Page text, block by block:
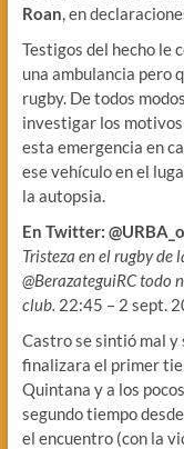
Roan, en
Testigos del hecho le
una ambulancia pero
rugby. De todos
investigar los
esta emergencia en
ese vehículo en el
la autopsia.
En Twitter:
Tristeza en el rugby de
@BerazateguiRC todo
club. 22:45 – 2 sept.
Castro se sintió mal y
finalizara el primer
Quintana y a los
segundo tiempo
el encuentro (con la